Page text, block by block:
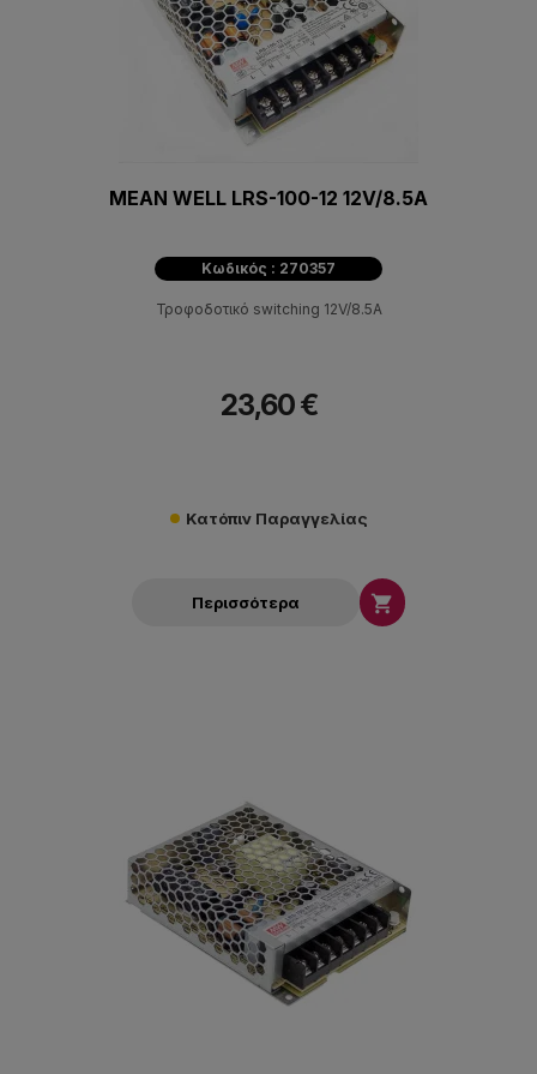
MEAN WELL LRS-100-12 12V/8.5A
Κωδικός : 270357
Τροφοδοτικό switching 12V/8.5A
23,60 €
Κατόπιν Παραγγελίας
Περισσότερα 